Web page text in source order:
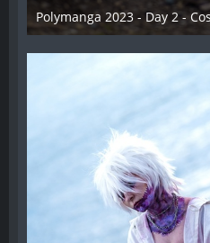
Polymanga 2023 - Day 2 -
12. Mai 2023